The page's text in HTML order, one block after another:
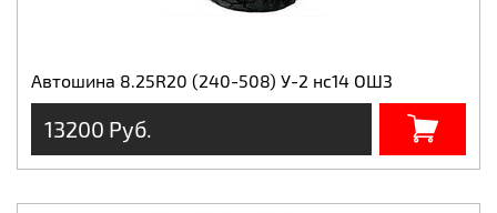
Автошина 8.25R20 (240-508) У-2 нс14 ОШЗ
13200 Руб.